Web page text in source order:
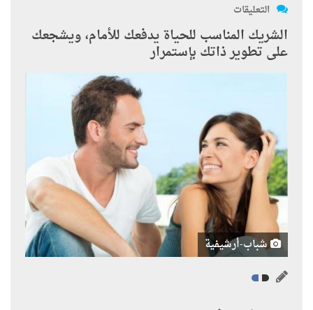
التعليقات
الشريك المناسب للحياة يدفعك للأمام، ويشجعك
على تطوير ذاتك بإستمرار
شباب-أرشيفية